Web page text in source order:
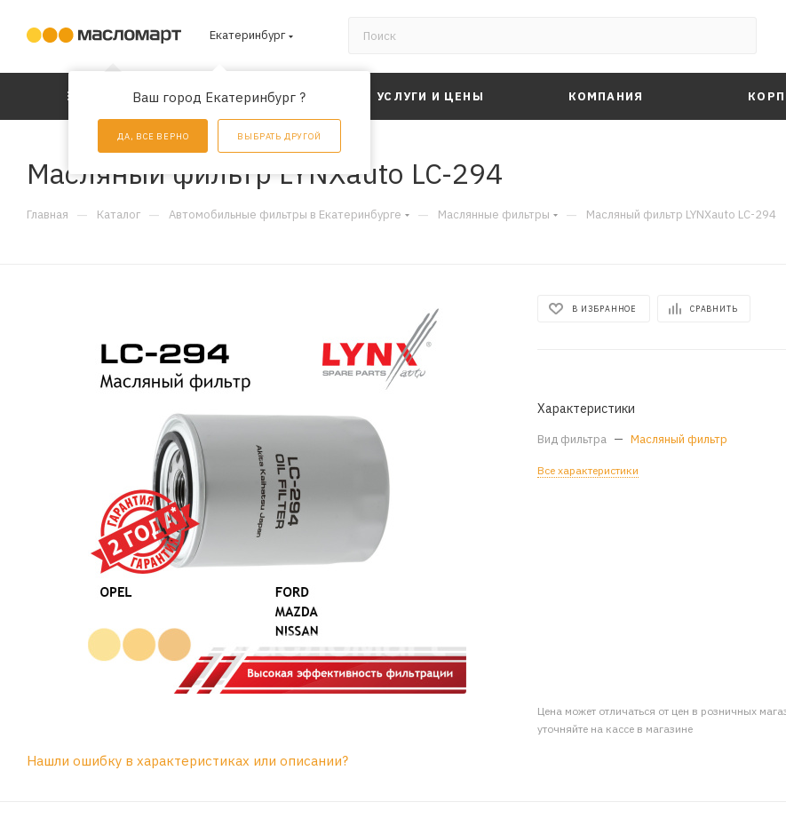
Екатеринбург
Ваш город Екатеринбург ?
ДА, ВСЕ ВЕРНО ВЫБРАТЬ ДРУГОЙ
КАТАЛОГ АКЦИИ УСЛУГИ И ЦЕНЫ КОМПАНИЯ
Масляный фильтр LYNXauto LC-294
Главная — Каталог — Автомобильные фильтры в Екатеринбурге — Маслянные фильтры — Масляный фильтр LYNXauto LC-294
В ИЗБРАННОЕ СРАВНИТЬ
Характеристики
Вид фильтра — Масляный фильтр
Все характеристики
Цена может отличаться от цен в розничных
уточняйте на кассе в магазине
Нашли ошибку в характеристиках или описании?